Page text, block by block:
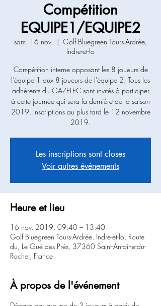
Compétition
EQUIPE1/EQUIPE2
sam. 16 nov.
  |
Golf Bluegreen Tours-Ardrée,
Indre-et-lo
Compétition interne opposant les 8 joueurs de
l’équipe 1 aux 8 joueurs de l'équipe 2. Tous les
adhérents du GAZELEC sont invités à participer
à cette journée qui sera la dernière de la saison
2019. Inscriptions au plus tard le 12 novembre
2019.
Les inscriptions sont closes
Voir autres événements
Heure et lieu
16 nov. 2019, 09:40 – 13:40
Golf Bluegreen Tours-Ardrée, Indre-et-lo, Route
du, Le Gué des Prés, 37360 Saint-Antoine-du-
Rocher, France
À propos de l'événement